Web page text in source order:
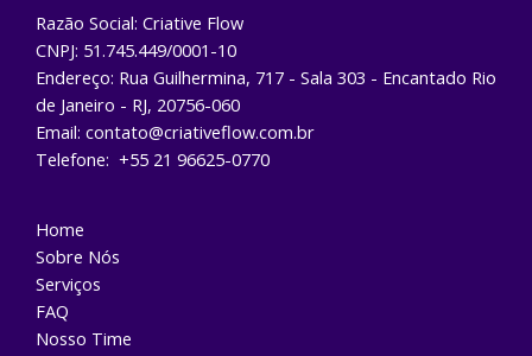
Razão Social: Criative Flow
CNPJ: 51.745.449/0001-10
Endereço: Rua Guilhermina, 717 - Sala 303 - Encantado Rio
de Janeiro - RJ, 20756-060
Email: contato@criativeflow.com.br
Telefone: +55 21 96625-0770
Home
Sobre Nós
Serviços
FAQ
Nosso Time